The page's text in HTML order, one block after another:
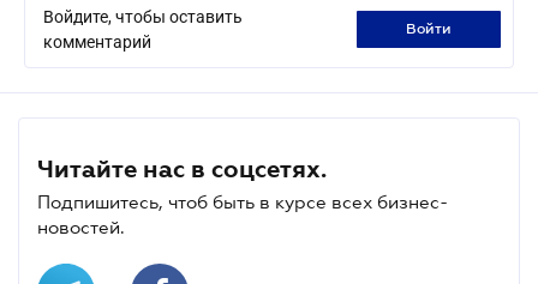
Войдите, чтобы оставить
комментарий
войти
Читайте нас в соцсетях.
Подпишитесь, чтоб быть в курсе всех бизнес-
новостей.